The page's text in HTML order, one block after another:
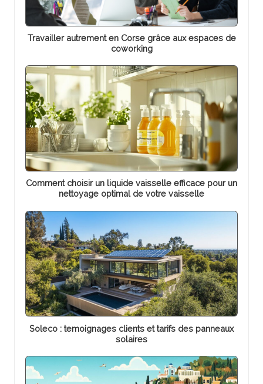
Travailler autrement en Corse grâce aux espaces de
coworking
Comment choisir un liquide vaisselle efficace pour un
nettoyage optimal de votre vaisselle
Soleco : temoignages clients et tarifs des panneaux
solaires